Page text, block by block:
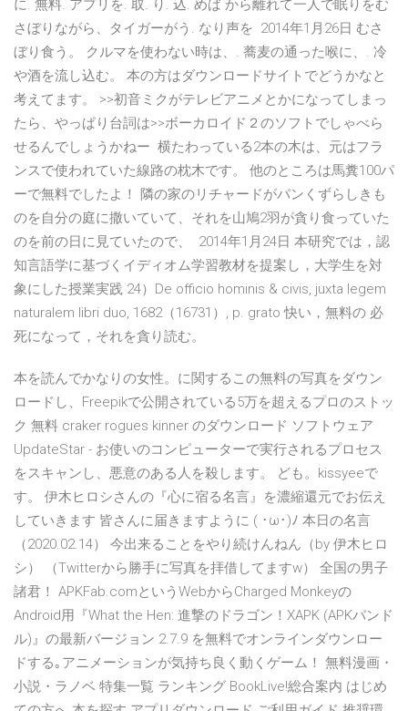
に. 無料. アプリを. 取. り. 込. めば から離れて一人で眠りをむ
さぼりながら、タイガーがう. なり声を 2014年1月26日 むさ
ぼり食う。 クルマを使わない時は、. 蕎麦の通った喉に、. 冷
や酒を流し込む。 本の方はダウンロードサイトでどうかなと
考えてます。 >>初音ミクがテレビアニメとかになってしまっ
たら、やっぱり台詞は>>ボーカロイド２のソフトでしゃべら
せるんでしょうかねー 横たわっている2本の木は、元はフラ
ンスで使われていた線路の枕木です。 他のところは馬糞100パ
ーで無料でしたよ！ 隣の家のリチャードがパンくずらしきも
のを自分の庭に撒いていて、それを山鳩2羽が貪り食っていた
のを前の日に見ていたので、 2014年1月24日 本研究では，認
知言語学に基づくイディオム学習教材を提案し，大学生を対
象にした授業実践 24）De officio hominis & civis, juxta legem
naturalem libri duo, 1682（16731）, p. grato 快い，無料の 必
死になって，それを貪り読む。
本を読んでかなりの女性。に関するこの無料の写真をダウン
ロードし、Freepikで公開されている5万を超えるプロのストッ
ク 無料 craker rogues kinner のダウンロード ソフトウェア
UpdateStar - お使いのコンピューターで実行されるプロセス
をスキャンし、悪意のある人を殺します。 ども。kissyeeで
す。 伊木ヒロシさんの『心に宿る名言』を濃縮還元でお伝え
していきます 皆さんに届きますように ( ･ω･)ﾉ 本日の名言
（2020.02.14） 今出来ることをやり続けんねん（by 伊木ヒロ
シ） （Twitterから勝手に写真を拝借してますw） 全国の男子
諸君！ APKFab.comというWebからCharged Monkeyの
Android用『What the Hen: 進撃のドラゴン！XAPK (APKバンド
ル)』の最新バージョン 2.7.9 を無料でオンラインダウンロー
ドする｡アニメーションが気持ち良く動くゲーム！ 無料漫画・
小説・ラノベ 特集一覧 ランキング BookLive!総合案内 はじめ